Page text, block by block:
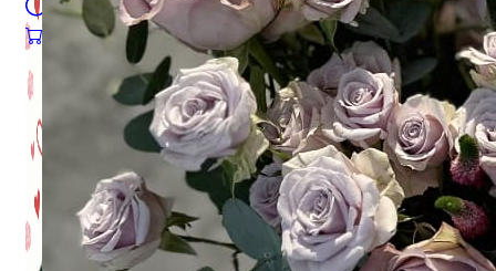
Search
öğeler 0.00 ₺